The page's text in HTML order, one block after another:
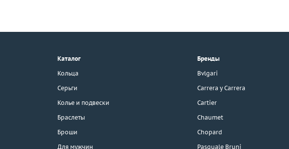
г. Москва, Тихвинский пер., д. 7,
3D-тур по шоуруму
Каталог
Кольца
Серьги
Колье и подвески
Браслеты
Броши
Для мужчин
Бренды
Bvlgari
Carrera y Carrera
Cartier
Chaumet
Chopard
Pasquale Bruni